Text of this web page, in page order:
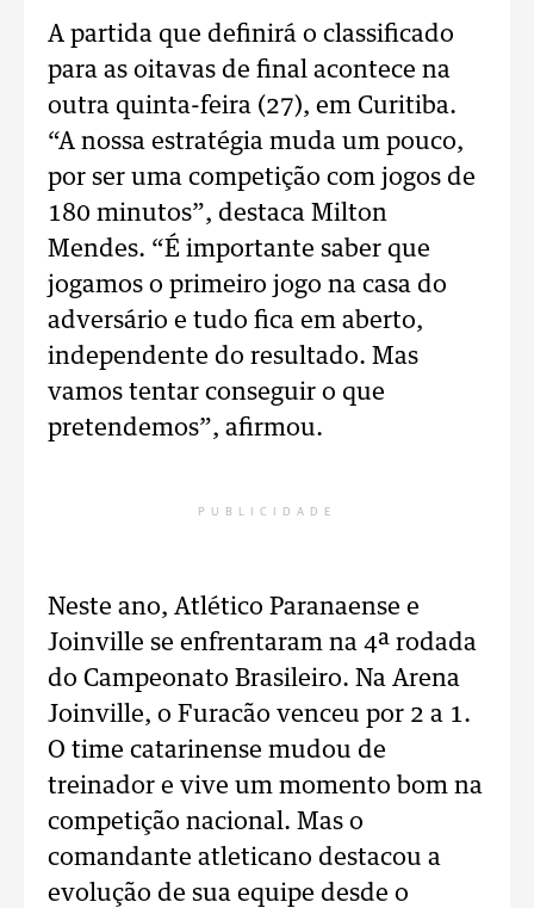
A partida que definirá o classificado
para as oitavas de final acontece na
outra quinta-feira (27), em Curitiba.
“A nossa estratégia muda um pouco,
por ser uma competição com jogos de
180 minutos”, destaca Milton
Mendes. “É importante saber que
jogamos o primeiro jogo na casa do
adversário e tudo fica em aberto,
independente do resultado. Mas
vamos tentar conseguir o que
pretendemos”, afirmou.
PUBLICIDADE
Neste ano, Atlético Paranaense e
Joinville se enfrentaram na 4ª rodada
do Campeonato Brasileiro. Na Arena
Joinville, o Furacão venceu por 2 a 1.
O time catarinense mudou de
treinador e vive um momento bom na
competição nacional. Mas o
comandante atleticano destacou a
evolução de sua equipe desde o